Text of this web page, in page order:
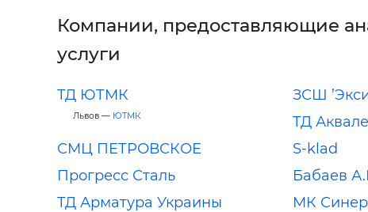
Компании, предоставляющие
услуги
ТД ЮТМК
Львов — ЮТМК
ЗСШ
ТД
СМЦ ПЕТРОВСКОЕ
S-klad
Прогресс Сталь
Бабаев
ТД Арматура Украины
МК